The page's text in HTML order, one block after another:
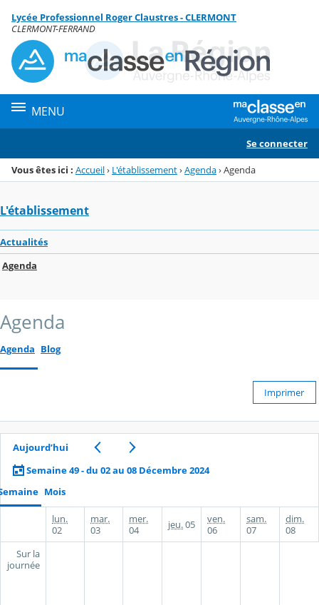
Menu de la rubrique
Contenu
Lycée Professionnel Roger Claustres - CLERMONT
CLERMONT-FERRAND
MENU
Se connecter
Vous êtes ici : Accueil› L'établissement›Agenda›Agenda
L'établissement
Actualités
Agenda
Agenda
Agenda Blog
Imprimer
Aujourd’hui
Semaine 49 - du 02 au 08 Décembre 2024
Mois
lun.
02
mar.
03
mer.
04
jeu.05
ven.
06
sam.
07
dim.
08
Sur la
journée